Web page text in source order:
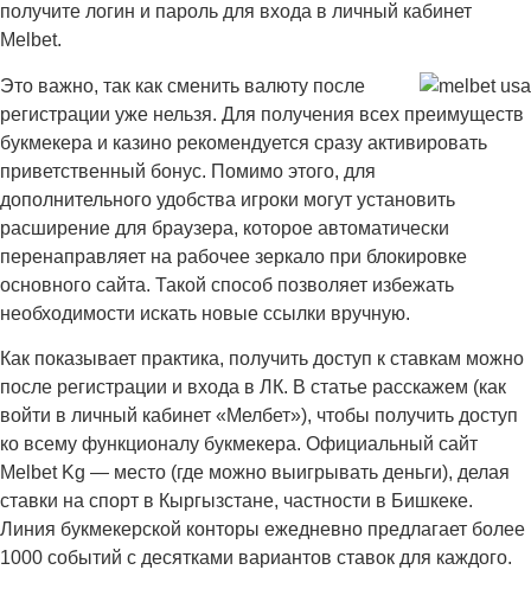
получите логин и пароль для входа в личный кабинет
Melbet.
Это важно, так как сменить валюту после
регистрации уже нельзя. Для получения всех преимуществ
букмекера и казино рекомендуется сразу активировать
приветственный бонус. Помимо этого, для
дополнительного удобства игроки могут установить
расширение для браузера, которое автоматически
перенаправляет на рабочее зеркало при блокировке
основного сайта. Такой способ позволяет избежать
необходимости искать новые ссылки вручную.
Как показывает практика, получить доступ к ставкам можно
после регистрации и входа в ЛК. В статье расскажем (как
войти в личный кабинет «Мелбет»), чтобы получить доступ
ко всему функционалу букмекера. Официальный сайт
Melbet Kg — место (где можно выигрывать деньги), делая
ставки на спорт в Кыргызстане, частности в Бишкеке.
Линия букмекерской конторы ежедневно предлагает более
1000 событий с десятками вариантов ставок для каждого.